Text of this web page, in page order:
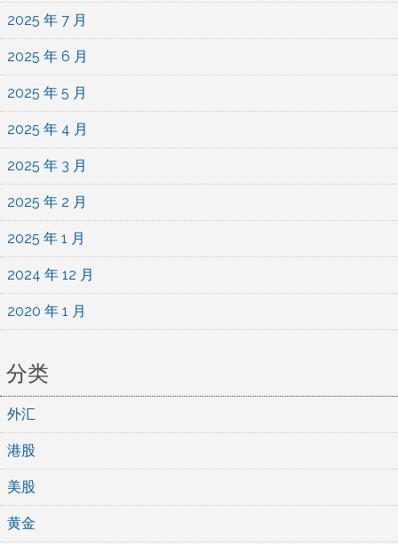
2025 年 7 月
2025 年 6 月
2025 年 5 月
2025 年 4 月
2025 年 3 月
2025 年 2 月
2025 年 1 月
2024 年 12 月
2020 年 1 月
分类
外汇
港股
美股
黄金